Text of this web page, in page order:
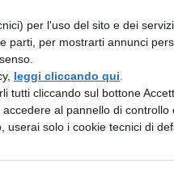
per l'uso del sito e dei
parti, per mostrarti annunci
leggi cliccando qui
tutti cliccando sul bottone
al pannello di controllo
userai solo i cookie tecnici di